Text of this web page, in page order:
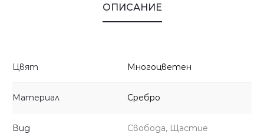
ОПИСАНИЕ
Цвят Многоцветен
Материал Сребро
Вид Свобода, Щастие